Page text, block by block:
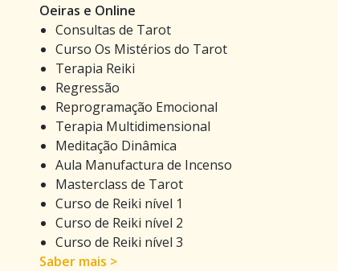
Oeiras e Online
Consultas de Tarot
Curso Os Mistérios do Tarot
Terapia Reiki
Regressão
Reprogramação Emocional
Terapia Multidimensional
Meditação Dinâmica
Aula Manufactura de Incenso
Masterclass de Tarot
Curso de Reiki nível 1
Curso de Reiki nível 2
Curso de Reiki nível 3
Saber mais >